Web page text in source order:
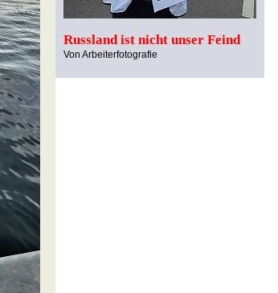
Russland ist nicht unser Feind
Von Arbeiterfotografie